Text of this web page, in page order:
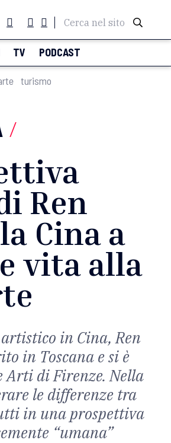
Cerca nel sito
TV PODCAST
turismo
/
Ren
Cina a
vita alla
in Cina, Ren
in Toscana e si è
Arti di Firenze. Nella
le differenze tra
in una prospettiva
“umana”